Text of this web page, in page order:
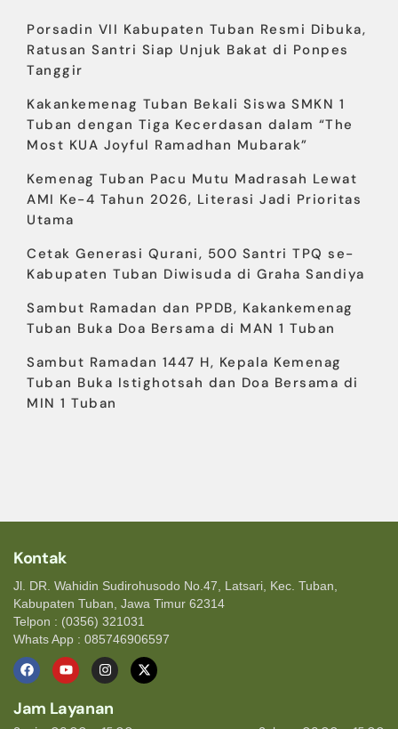
Porsadin VII Kabupaten Tuban Resmi Dibuka,
Ratusan Santri Siap Unjuk Bakat di Ponpes
Tanggir
Kakankemenag Tuban Bekali Siswa SMKN 1
Tuban dengan Tiga Kecerdasan dalam “The
Most KUA Joyful Ramadhan Mubarak”
Kemenag Tuban Pacu Mutu Madrasah Lewat
AMI Ke-4 Tahun 2026, Literasi Jadi Prioritas
Utama
Cetak Generasi Qurani, 500 Santri TPQ se-
Kabupaten Tuban Diwisuda di Graha Sandiya
Sambut Ramadan dan PPDB, Kakankemenag
Tuban Buka Doa Bersama di MAN 1 Tuban
Sambut Ramadan 1447 H, Kepala Kemenag
Tuban Buka Istighotsah dan Doa Bersama di
MIN 1 Tuban
Kontak
Jl. DR. Wahidin Sudirohusodo No.47, Latsari, Kec. Tuban,
Kabupaten Tuban, Jawa Timur 62314
Telpon : (0356) 321031
Whats App : 085746906597
Jam Layanan